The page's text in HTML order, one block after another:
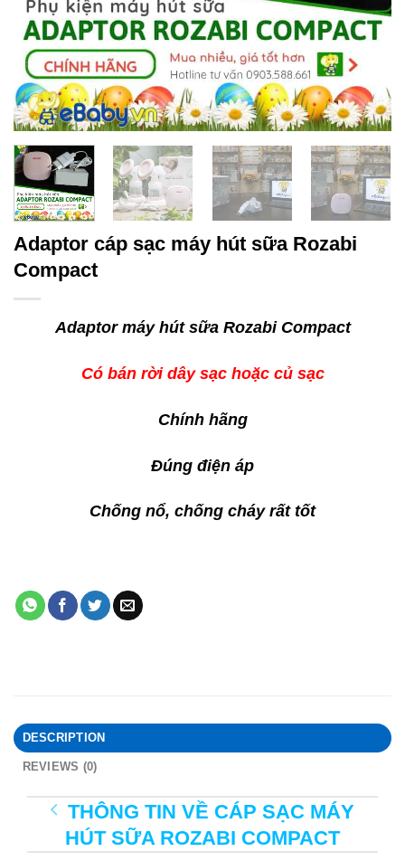
Adaptor cáp sạc máy hút sữa Rozabi
Compact
Adaptor máy hút sữa Rozabi Compact
Có bán rời dây sạc hoặc củ sạc
Chính hãng
Đúng điện áp
Chống nổ, chống cháy rất tốt
DESCRIPTION
REVIEWS (0)
THÔNG TIN VỀ CÁP SẠC MÁY
HÚT SỮA ROZABI COMPACT